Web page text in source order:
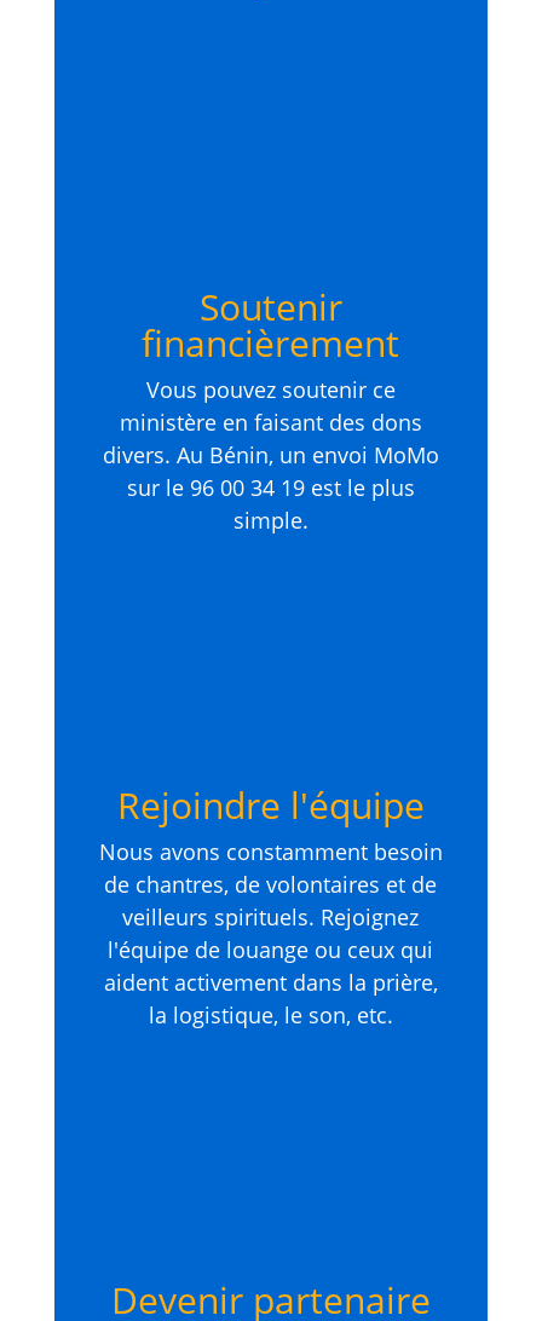
Soutenir
financièrement
Vous pouvez soutenir ce
ministère en faisant des dons
divers. Au Bénin, un envoi MoMo
sur le 96 00 34 19 est le plus
simple.
Rejoindre l'équipe
Nous avons constamment besoin
de chantres, de volontaires et de
veilleurs spirituels. Rejoignez
l'équipe de louange ou ceux qui
aident activement dans la prière,
la logistique, le son, etc.
Devenir partenaire